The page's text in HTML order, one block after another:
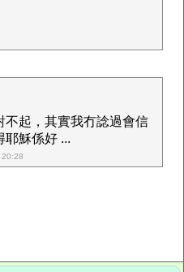
不起，其實我冇諗過會信
耶穌係好 ...